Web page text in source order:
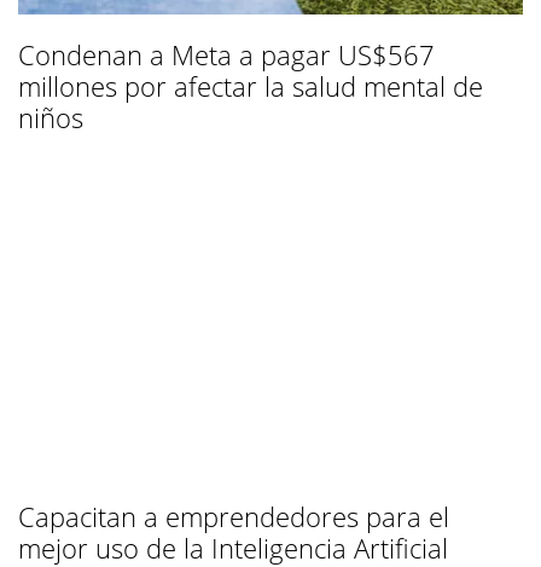
Condenan a Meta a pagar US$567
millones por afectar la salud mental de
niños
Capacitan a emprendedores para el
mejor uso de la Inteligencia Artificial